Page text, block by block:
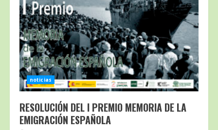
noticias
RESOLUCIÓN DEL I PREMIO MEMORIA DE LA
EMIGRACIÓN ESPAÑOLA